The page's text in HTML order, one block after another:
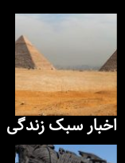
اخبار سبک زندگی